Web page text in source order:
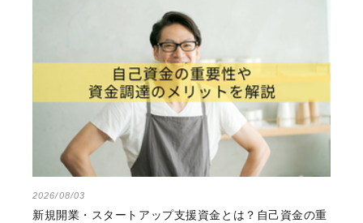
2026/08/03
新規開業・スタートアップ支援資金とは？自己資金の重